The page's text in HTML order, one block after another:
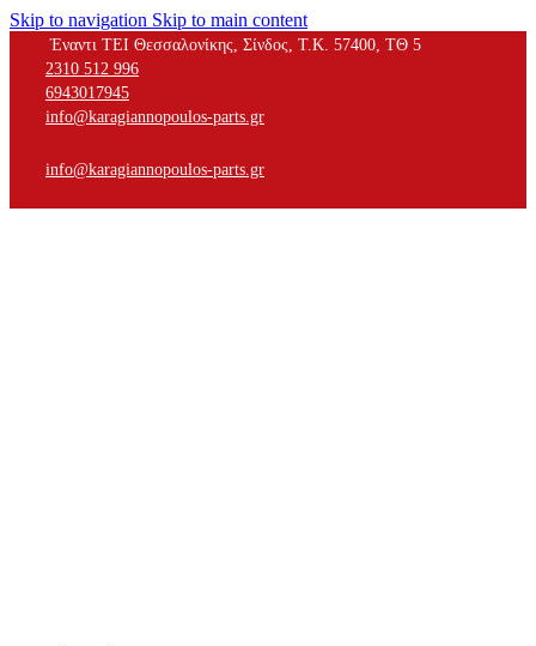
Skip to navigation Skip to main content
Έναντι ΤΕΙ Θεσσαλονίκης, Σίνδος, Τ.Κ. 57400, ΤΘ 5
2310 512 996
6943017945
info@karagiannopoulos-parts.gr
info@karagiannopoulos-parts.gr